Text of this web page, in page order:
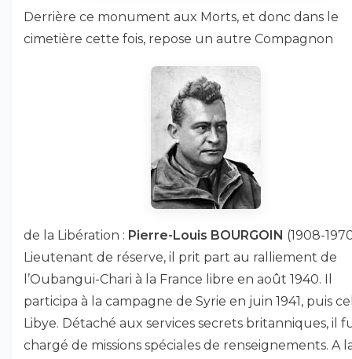
Derrière ce monument aux Morts, et donc dans le
cimetière cette fois, repose un autre Compagnon
de la Libération : Pierre-Louis BOURGOIN (1908-
Lieutenant de réserve, il prit part au ralliement de
l’Oubangui-Chari à la France libre en août 1940. Il
participa à la campagne de Syrie en juin 1941, puis
Libye. Détaché aux services secrets britanniques, il
chargé de missions spéciales de renseignements. A